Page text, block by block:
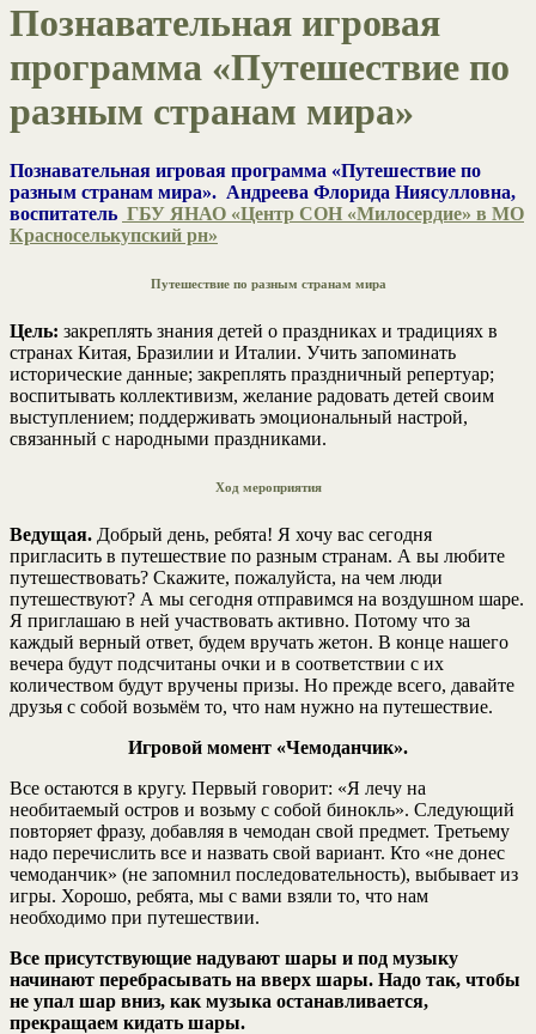
Познавательная игровая
программа «Путешествие по
разным странам мира»
Познавательная игровая программа «Путешествие по
разным странам мира». Андреева Флорида Ниясулловна,
воспитатель ГБУ ЯНАО «Центр СОН «Милосердие» в МО
Красноселькупский рн»
Путешествие по разным странам мира
Цель: закреплять знания детей о праздниках и традициях в
странах Китая, Бразилии и Италии. Учить запоминать
исторические данные; закреплять праздничный репертуар;
воспитывать коллективизм, желание радовать детей своим
выступлением; поддерживать эмоциональный настрой,
связанный с народными праздниками.
Ход мероприятия
Ведущая. Добрый день, ребята! Я хочу вас сегодня
пригласить в путешествие по разным странам. А вы любите
путешествовать? Скажите, пожалуйста, на чем люди
путешествуют? А мы сегодня отправимся на воздушном шаре.
Я приглашаю в ней участвовать активно. Потому что за
каждый верный ответ, будем вручать жетон. В конце нашего
вечера будут подсчитаны очки и в соответствии с их
количеством будут вручены призы. Но прежде всего, давайте
друзья с собой возьмём то, что нам нужно на путешествие.
Игровой момент «Чемоданчик».
Все остаются в кругу. Первый говорит: «Я лечу на
необитаемый остров и возьму с собой бинокль». Следующий
повторяет фразу, добавляя в чемодан свой предмет. Третьему
надо перечислить все и назвать свой вариант. Кто «не донес
чемоданчик» (не запомнил последовательность), выбывает из
игры. Хорошо, ребята, мы с вами взяли то, что нам
необходимо при путешествии.
Все присутствующие надувают шары и под музыку
начинают перебрасывать на вверх шары. Надо так, чтобы
не упал шар вниз, как музыка останавливается,
прекращаем кидать шары.